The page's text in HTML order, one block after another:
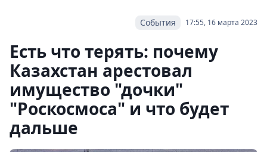
17:55, 16 марта 2023
События
Есть что терять: почему
Казахстан арестовал
имущество "дочки"
"Роскосмоса" и что будет
дальше